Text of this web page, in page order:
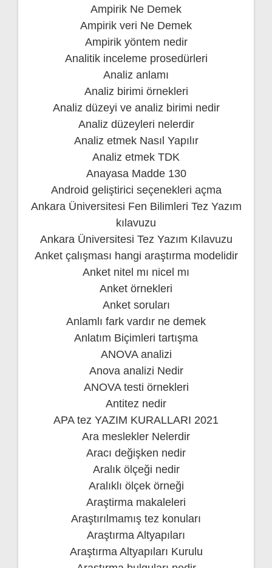
Ampirik Ne Demek
Ampirik veri Ne Demek
Ampirik yöntem nedir
Analitik inceleme prosedürleri
Analiz anlamı
Analiz birimi örnekleri
Analiz düzeyi ve analiz birimi nedir
Analiz düzeyleri nelerdir
Analiz etmek Nasıl Yapılır
Analiz etmek TDK
Anayasa Madde 130
Android geliştirici seçenekleri açma
Ankara Üniversitesi Fen Bilimleri Tez Yazım
kılavuzu
Ankara Üniversitesi Tez Yazım Kılavuzu
Anket çalışması hangi araştırma modelidir
Anket nitel mı nicel mı
Anket örnekleri
Anket soruları
Anlamlı fark vardır ne demek
Anlatım Biçimleri tartışma
ANOVA analizi
Anova analizi Nedir
ANOVA testi örnekleri
Antitez nedir
APA tez YAZIM KURALLARI 2021
Ara meslekler Nelerdir
Aracı değişken nedir
Aralık ölçeği nedir
Aralıklı ölçek örneği
Araştirma makaleleri
Araştırılmamış tez konuları
Araştırma Altyapıları
Araştırma Altyapıları Kurulu